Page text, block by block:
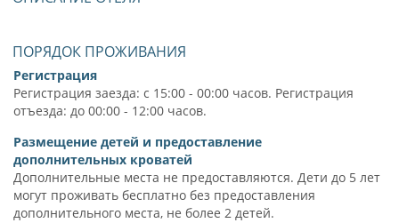
ПОРЯДОК ПРОЖИВАНИЯ
Регистрация
Регистрация заезда: с 15:00 - 00:00 часов. Регистрация
отъезда: до 00:00 - 12:00 часов.
Размещение детей и предоставление
дополнительных кроватей
Дополнительные места не предоставляются. Дети до 5 лет
могут проживать бесплатно без предоставления
дополнительного места, не более 2 детей.